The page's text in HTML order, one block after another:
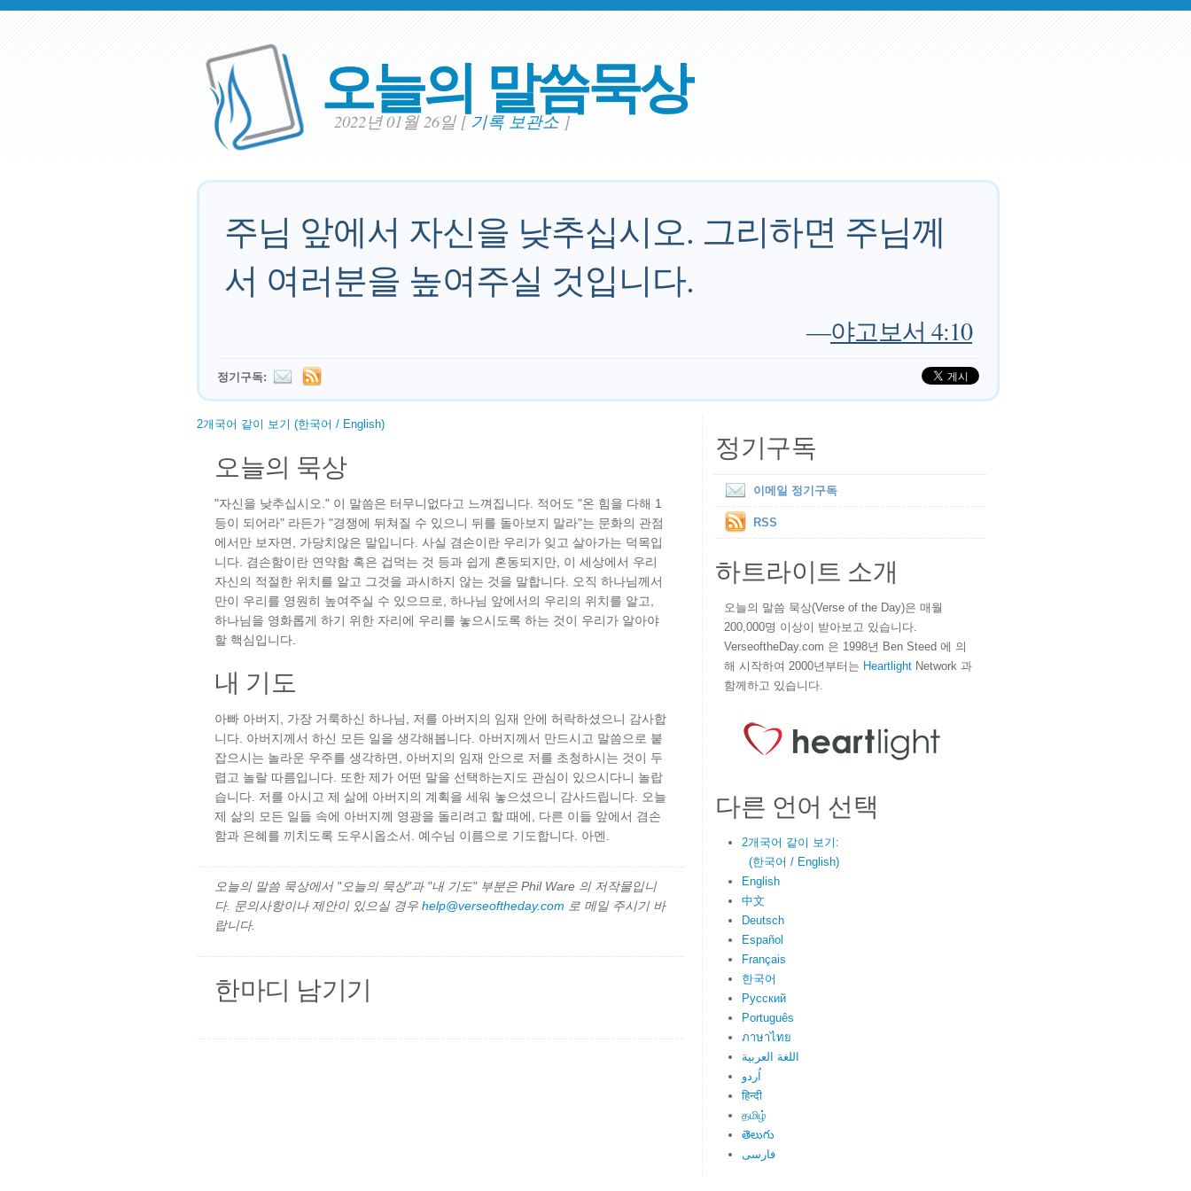
오늘의 말씀묵상
2022년 01월 26일 [기록 보관소]
주님 앞에서 자신을 낮추십시오. 그리하면 주님께
서 여러분을 높여주실 것입니다.
—야고보서 4:10
정기구독:
2개국어 같이 보기 (한국어 / English)
오늘의 묵상
"자신을 낮추십시오." 이 말씀은 터무니없다고 느껴집니다. 적어도 "온 힘을 다해 1
등이 되어라" 라든가 "경쟁에 뒤쳐질 수 있으니 뒤를 돌아보지 말라"는 문화의 관점
에서만 보자면, 가당치않은 말입니다. 사실 겸손이란 우리가 잊고 살아가는 덕목입
니다. 겸손함이란 연약함 혹은 겁먹는 것 등과 쉽게 혼동되지만, 이 세상에서 우리
자신의 적절한 위치를 알고 그것을 과시하지 않는 것을 말합니다. 오직 하나님께서
만이 우리를 영원히 높여주실 수 있으므로, 하나님 앞에서의 우리의 위치를 알고,
하나님을 영화롭게 하기 위한 자리에 우리를 놓으시도록 하는 것이 우리가 알아야
할 핵심입니다.
내 기도
아빠 아버지, 가장 거룩하신 하나님, 저를 아버지의 임재 안에 허락하셨으니 감사합
니다. 아버지께서 하신 모든 일을 생각해봅니다. 아버지께서 만드시고 말씀으로 붙
잡으시는 놀라운 우주를 생각하면, 아버지의 임재 안으로 저를 초청하시는 것이 두
렵고 놀랄 따름입니다. 또한 제가 어떤 말을 선택하는지도 관심이 있으시다니 놀랍
습니다. 저를 아시고 제 삶에 아버지의 계획을 세워 놓으셨으니 감사드립니다. 오늘
제 삶의 모든 일들 속에 아버지께 영광을 돌리려고 할 때에, 다른 이들 앞에서 겸손
함과 은혜를 끼치도록 도우시옵소서. 예수님 이름으로 기도합니다. 아멘.
오늘의 말씀 묵상에서 "오늘의 묵상"과 "내 기도" 부분은 Phil Ware 의 저작물입니
다. 문의사항이나 제안이 있으실 경우 help@verseoftheday.com 로 메일 주시기 바
랍니다.
한마디 남기기
정기구독
이메일 정기구독
RSS
하트라이트 소개
오늘의 말씀 묵상(Verse of the Day)은 매월
200,000명 이상이 받아보고 있습니다.
VerseoftheDay.com 은 1998년 Ben Steed 에 의
해 시작하여 2000년부터는 Heartlight Network 과
함께하고 있습니다.
다른 언어 선택
2개국어 같이 보기:
(한국어 / English)
English
中文
Deutsch
Español
Français
한국어
Русский
Português
ภาษาไทย
اللغة العربية
اُردو
हिन्दी
தமிழ்
తెలుగు
فارسی